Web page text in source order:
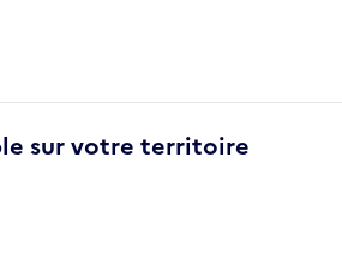
sur votre territoire